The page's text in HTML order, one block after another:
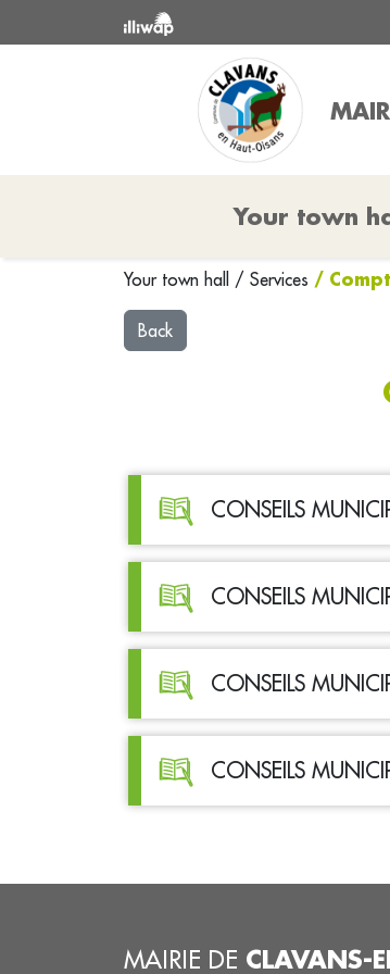
Your town
Your town hall / Services /
Back
CONSEILS
CONSEILS
CONSEILS
CONSEILS
MAIRIE DE CLAVANS-